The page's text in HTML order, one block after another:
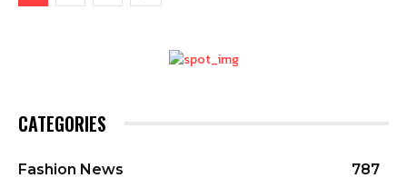
CATEGORIES
Fashion News
787